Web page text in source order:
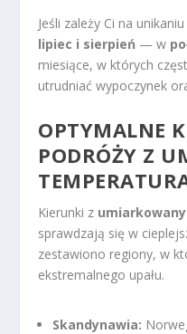
Jeśli zależy Ci na
lipiec i sierpień — w
miesiące, w których
utrudniać wypoczynek
OPTYMALNE
PODRÓŻY Z
Kierunki z
sprawdzają się w
zestawiono regiony, w
ekstremalnego upału.
Skandynawia: